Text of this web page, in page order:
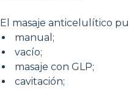
El masaje anticelulítico
manual;
vacío;
masaje con GLP;
cavitación;